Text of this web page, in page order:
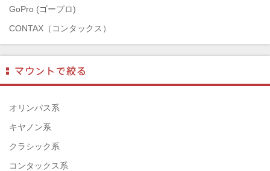
GoPro (ゴープロ)
CONTAX（コンタックス）
Mamiya（マミヤ）
TAMRON（タムロン）
SIGMA（シグマ）
HASSELBLAD（ハッセルブラッド）
EPSON（エプソン）
ENNA München（エナ）
オリンパス系
キヤノン系
クラシック系
コンタックス系